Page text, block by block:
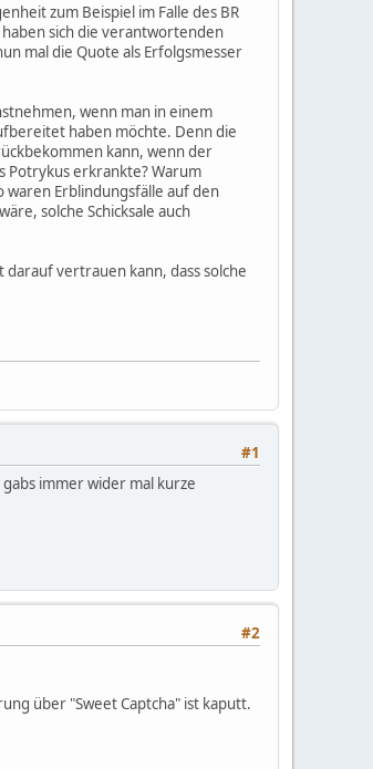
zum Beispiel im Falle des BR
sich die verantwortenden
mal die Quote als Erfolgsmesser
wenn man in einem
haben möchte. Denn die
kann, wenn der
Potrykus erkrankte? Warum
Erblindungsfälle auf den
solche Schicksale auch
vertrauen kann, dass solche
#1
immer wider mal kurze
#2
über "Sweet Captcha" ist kaputt.